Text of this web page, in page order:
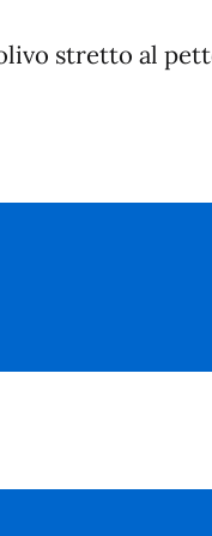
stretto al